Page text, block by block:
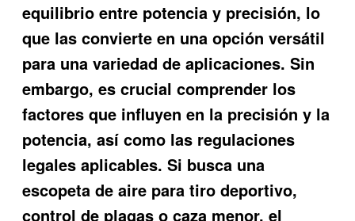
equilibrio entre potencia y precisión, lo
que las convierte en una opción versátil
para una variedad de aplicaciones. Sin
embargo, es crucial comprender los
factores que influyen en la precisión y la
potencia, así como las regulaciones
legales aplicables. Si busca una
escopeta de aire para tiro deportivo,
control de plagas o caza menor, el